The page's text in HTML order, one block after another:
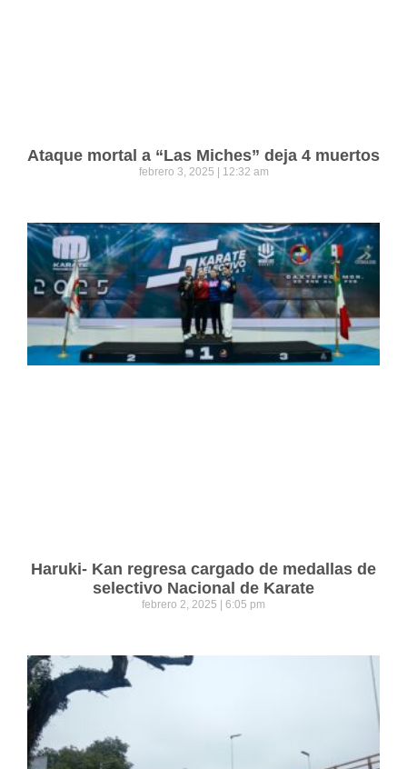
Ataque mortal a “Las Miches” deja 4 muertos
febrero 3, 2025 12:32 am
Haruki- Kan regresa cargado de medallas de
selectivo Nacional de Karate
febrero 2, 2025 6:05 pm